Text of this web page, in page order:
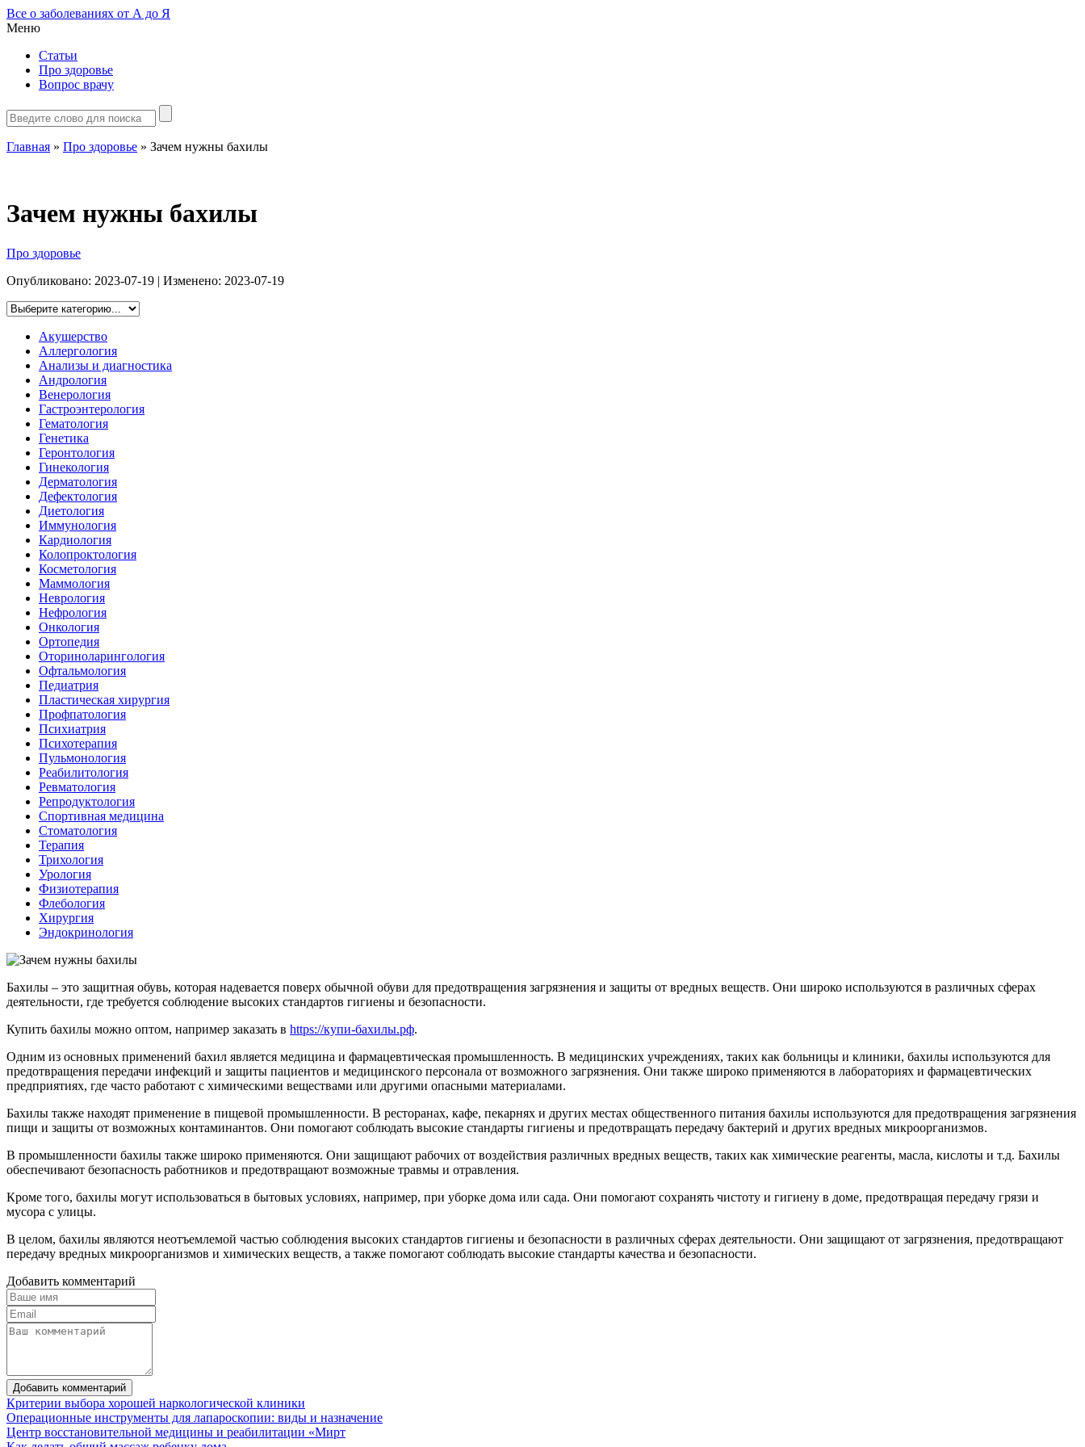
Все о заболеваниях от А до Я
Меню
Статьи
Про здоровье
Вопрос врачу
Главная » Про здоровье » Зачем нужны бахилы
Зачем нужны бахилы
Про здоровье
Опубликовано: 2023-07-19 | Изменено: 2023-07-19
Акушерство
Аллергология
Анализы и диагностика
Андрология
Венерология
Гастроэнтерология
Гематология
Генетика
Геронтология
Гинекология
Дерматология
Дефектология
Диетология
Иммунология
Кардиология
Колопроктология
Косметология
Маммология
Неврология
Нефрология
Онкология
Ортопедия
Оториноларингология
Офтальмология
Педиатрия
Пластическая хирургия
Профпатология
Психиатрия
Психотерапия
Пульмонология
Реабилитология
Ревматология
Репродуктология
Спортивная медицина
Стоматология
Терапия
Трихология
Урология
Физиотерапия
Флебология
Хирургия
Эндокринология
Бахилы – это защитная обувь, которая надевается поверх обычной обуви для предотвращения загрязнения и защиты от вредных веществ. Они широко используются в различных сферах
деятельности, где требуется соблюдение высоких стандартов гигиены и безопасности.
Купить бахилы можно оптом, например заказать в https://купи-бахилы.рф.
Одним из основных применений бахил является медицина и фармацевтическая промышленность. В медицинских учреждениях, таких как больницы и клиники, бахилы используются для
предотвращения передачи инфекций и защиты пациентов и медицинского персонала от возможного загрязнения. Они также широко применяются в лабораториях и фармацевтических
предприятиях, где часто работают с химическими веществами или другими опасными материалами.
Бахилы также находят применение в пищевой промышленности. В ресторанах, кафе, пекарнях и других местах общественного питания бахилы используются для предотвращения загрязнения
пищи и защиты от возможных контаминантов. Они помогают соблюдать высокие стандарты гигиены и предотвращать передачу бактерий и других вредных микроорганизмов.
В промышленности бахилы также широко применяются. Они защищают рабочих от воздействия различных вредных веществ, таких как химические реагенты, масла, кислоты и т.д. Бахилы
обеспечивают безопасность работников и предотвращают возможные травмы и отравления.
Кроме того, бахилы могут использоваться в бытовых условиях, например, при уборке дома или сада. Они помогают сохранять чистоту и гигиену в доме, предотвращая передачу грязи и
мусора с улицы.
В целом, бахилы являются неотъемлемой частью соблюдения высоких стандартов гигиены и безопасности в различных сферах деятельности. Они защищают от загрязнения, предотвращают
передачу вредных микроорганизмов и химических веществ, а также помогают соблюдать высокие стандарты качества и безопасности.
Добавить комментарий
Добавить комментарий
Критерии выбора хорошей наркологической клиники
Операционные инструменты для лапароскопии: виды и назначение
Центр восстановительной медицины и реабилитации «Мирт